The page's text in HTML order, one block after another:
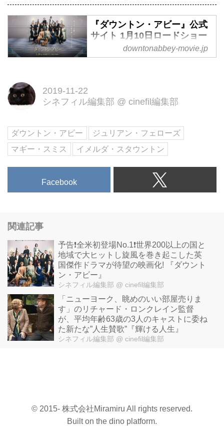
『ダウントン・アビー』公式
サイト 1月10日ロードショー
全世界に旋風を巻きおこした、大
2020年1月10日（金）全国ロード
downtonabbey-movie.jp
2019-11-22
シネフィル編集部 @ cinefil編集部
ダウントン・アビー
ジュリアン・フェローズ
マギー・スミス
イメルダ・スタウントン
Facebook
関連記事
予告❗️全米初登場No.1❗️世界200以上の国と
地域で大ヒットし旋風を巻き起こした英
国傑作ドラマが待望の映画化! 『ダウント
ン・アビー』
シネフィル編集部 @ cinefil編集部
「ニューヨーク、眺めのいい部屋売りま
す」のリチャード・ロンクレイン監督
が、平均年齢63歳の3人のキャストに委ね
た新たな”人生賛歌”『輝ける人生』
シネフィル編集部 @ cinefil編集部
© 2015- 株式会社Miramiru All rights reserved.
Built on the dino platform.